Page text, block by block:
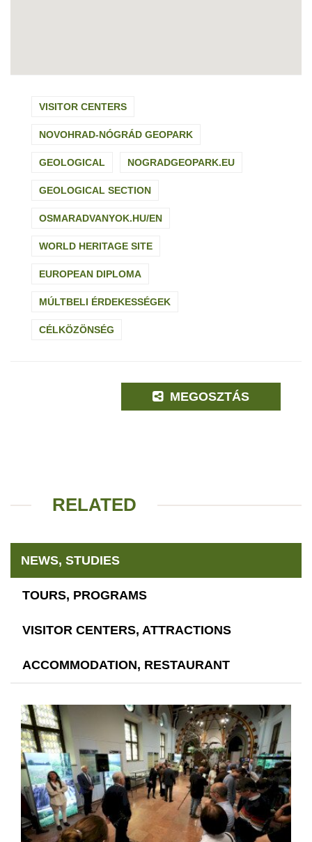
VISITOR CENTERS
NOVOHRAD-NÓGRÁD GEOPARK
GEOLOGICAL NOGRADGEOPARK.EU
GEOLOGICAL SECTION
OSMARADVANYOK.HU/EN
WORLD HERITAGE SITE
EUROPEAN DIPLOMA
MÚLTBELI ÉRDEKESSÉGEK
CÉLKÖZÖNSÉG
MEGOSZTÁS
RELATED
NEWS, STUDIES
TOURS, PROGRAMS
VISITOR CENTERS, ATTRACTIONS
ACCOMMODATION, RESTAURANT